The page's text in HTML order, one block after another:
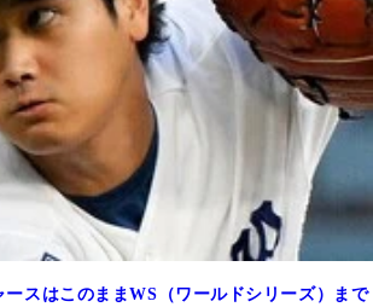
スはこのままWS（ワールドシリーズ）まで